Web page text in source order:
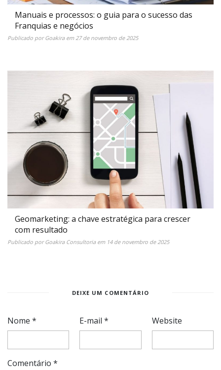
Manuais e processos: o guia para o sucesso das
Franquias e negócios
Publicado porGoakiraem 27 de novembro de 2025
Geomarketing: a chave estratégica para crescer
com resultado
Publicado porGoakira Consultoriaem 14 de novembro de 2025
DEIXE UM COMENTÁRIO
Nome * E-mail* Website
Comentário *